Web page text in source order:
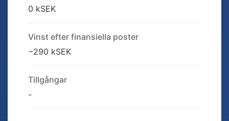
0 kSEK
Vinst efter finansiella poster
−290 kSEK
Tillgångar
-